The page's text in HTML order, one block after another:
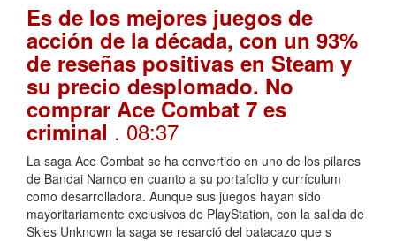
Es de los mejores juegos de
acción de la década, con un 93%
de reseñas positivas en Steam y
su precio desplomado. No
comprar Ace Combat 7 es
criminal . 08:37
La saga Ace Combat se ha convertido en uno de los pilares
de Bandai Namco en cuanto a su portafolio y currículum
como desarrolladora. Aunque sus juegos hayan sido
mayoritariamente exclusivos de PlayStation, con la salida de
Skies Unknown la saga se resarció del batacazo que s